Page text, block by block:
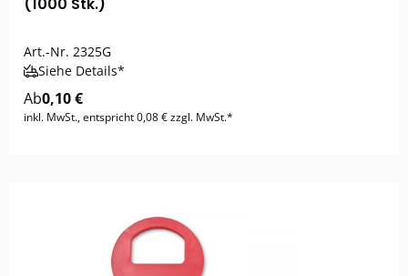
Art.-Nr. 2325G
Siehe Details*
Ab0,10 €
inkl. MwSt., entspricht 0,08 € zzgl. MwSt.*